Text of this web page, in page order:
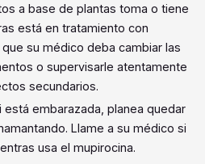
a base de plantas toma o tiene
está en tratamiento con
su médico deba cambiar las
o supervisarle atentamente
secundarios.
embarazada, planea quedar
Llame a su médico si
usa el mupirocina.